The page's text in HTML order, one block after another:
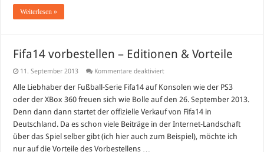
Weiterlesen »
Fifa14 vorbestellen – Editionen & Vorteile
11. September 2013 Kommentare deaktiviertfür
vorbestellen
Editionen
&
Vorteile
Alle Liebhaber der Fußball-Serie Fifa14 auf Konsolen wie der PS3
oder der XBox 360 freuen sich wie Bolle auf den 26. September 2013.
Denn dann dann startet der offizielle Verkauf von Fifa14 in
Deutschland. Da es schon viele Beiträge in der Internet-Landschaft
über das Spiel selber gibt (ich hier auch zum Beispiel), möchte ich
nur auf die Vorteile des Vorbestellens …